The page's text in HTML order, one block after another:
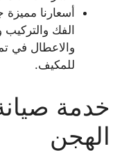
أسعارنا
الفك
والاعطال في
للمكيف.
خدمة
الهجن